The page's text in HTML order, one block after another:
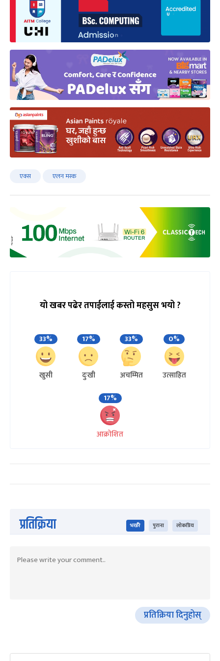
एक्स एलन मस्क
यो खबर पढेर तपाईलाई कस्तो महसुस भयो ?
33%
खुसी
17%
दुःखी
33%
अचम्मित
0%
उत्साहित
17%
आक्रोशित
प्रतिक्रिया भर्खरै पुराना लोकप्रिय
प्रतिक्रिया दिनुहोस्